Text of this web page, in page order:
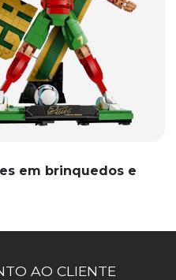
em brinquedos e
AO CLIENTE